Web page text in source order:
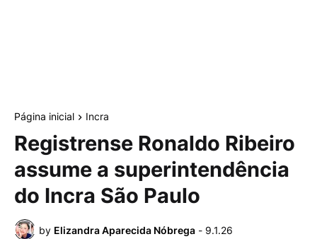
Página inicial Incra
Registrense Ronaldo Ribeiro
assume a superintendência
do Incra São Paulo
by Elizandra Aparecida Nóbrega - 9.1.26